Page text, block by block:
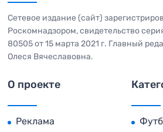
Сетевое издание (сайт)
Роскомнадзором, свидетельство
80505 от 15 марта 2021 г. Главный
Олеся Вячеславовна.
О проекте
Реклама